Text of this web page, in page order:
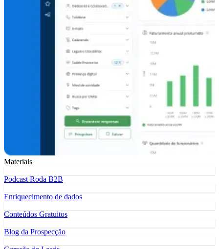
Materiais
Podcast Roda B2B
Enriquecimento de dados
Conteúdos Gratuitos
Blog da Prospecção